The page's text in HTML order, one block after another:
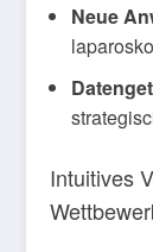
Neue
Intuitives